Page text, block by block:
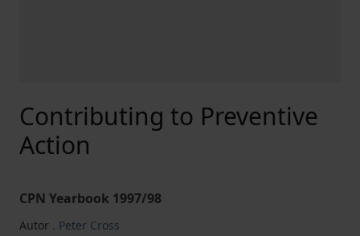
Contributing to Preventive
Action
CPN Yearbook 1997/98
Autor . Peter Cross